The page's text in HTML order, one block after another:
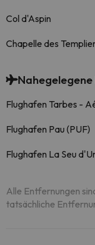
Col d'Aspin
Chapelle des
Flughafen Tarbes -
Flughafen Pau (PUF)
Flughafen La Seu
Alle Entfernungen
tatsächliche